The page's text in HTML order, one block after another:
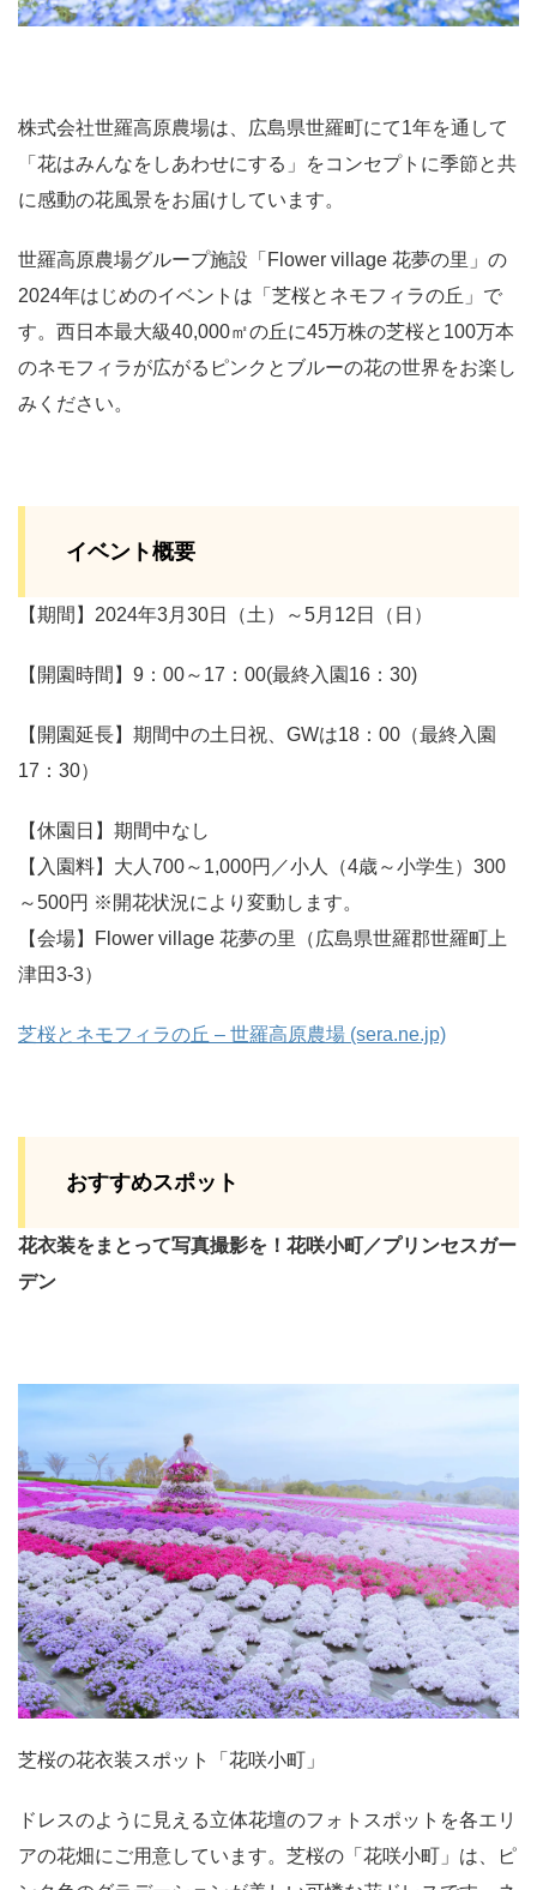
株式会社世羅高原農場は、広島県世羅町にて1年を通して
「花はみんなをしあわせにする」をコンセプトに季節と共
に感動の花風景をお届けしています。
世羅高原農場グループ施設「Flower village 花夢の里」の
2024年はじめのイベントは「芝桜とネモフィラの丘」で
す。西日本最大級40,000㎡の丘に45万株の芝桜と100万本
のネモフィラが広がるピンクとブルーの花の世界をお楽し
みください。
イベント概要
【期間】2024年3月30日（土）～5月12日（日）
【開園時間】9：00～17：00(最終入園16：30)
【開園延長】期間中の土日祝、GWは18：00（最終入園
17：30）
【休園日】期間中なし
【入園料】大人700～1,000円／小人（4歳～小学生）300
～500円 ※開花状況により変動します。
【会場】Flower village 花夢の里（広島県世羅郡世羅町上
津田3-3）
芝桜とネモフィラの丘 – 世羅高原農場 (sera.ne.jp)
おすすめスポット
花衣装をまとって写真撮影を！花咲小町／プリンセスガー
デン
芝桜の花衣装スポット「花咲小町」
ドレスのように見える立体花壇のフォトスポットを各エリ
アの花畑にご用意しています。芝桜の「花咲小町」は、ピ